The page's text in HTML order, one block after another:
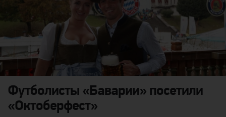
Футболисты «Баварии» посетили
«Октоберфест»